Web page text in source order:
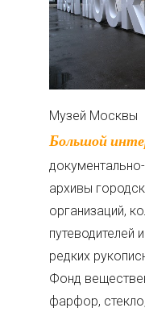
Музей Москвы
Большой интерес представляет фонд
архивы
организаций,
путеводителей
редких
Фонд
фарфор,